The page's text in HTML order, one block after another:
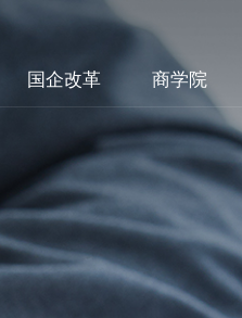
国企改革 商学院